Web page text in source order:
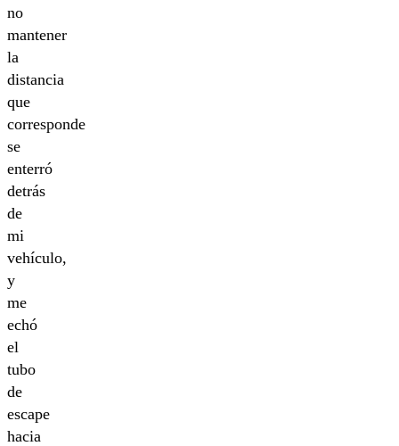
no
mantener
la
distancia
que
corresponde
se
enterró
detrás
de
mi
vehículo,
y
me
echó
el
tubo
de
escape
hacia